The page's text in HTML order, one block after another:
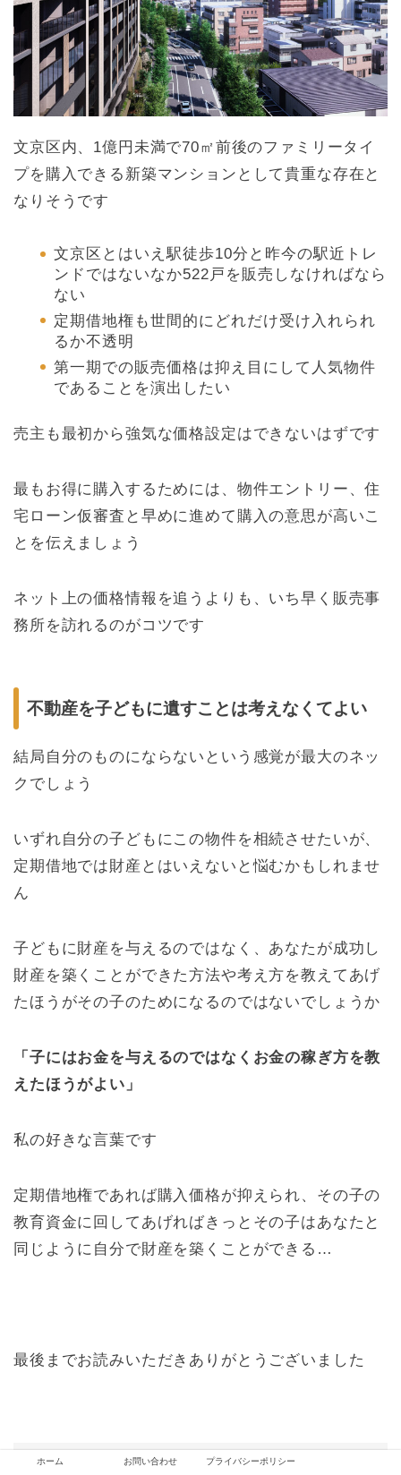
文京区内、1億円未満で70㎡前後のファミリータイ
プを購入できる新築マンションとして貴重な存在と
なりそうです
文京区とはいえ駅徒歩10分と昨今の駅近トレ
ンドではないなか522戸を販売しなければなら
ない
定期借地権も世間的にどれだけ受け入れられ
るか不透明
第一期での販売価格は抑え目にして人気物件
であることを演出したい
売主も最初から強気な価格設定はできないはずです
最もお得に購入するためには、物件エントリー、住
宅ローン仮審査と早めに進めて購入の意思が高いこ
とを伝えましょう
ネット上の価格情報を追うよりも、いち早く販売事
務所を訪れるのがコツです
不動産を子どもに遺すことは考えなくてよい
結局自分のものにならないという感覚が最大のネッ
クでしょう
いずれ自分の子どもにこの物件を相続させたいが、
定期借地では財産とはいえないと悩むかもしれませ
ん
子どもに財産を与えるのではなく、あなたが成功し
財産を築くことができた方法や考え方を教えてあげ
たほうがその子のためになるのではないでしょうか
「子にはお金を与えるのではなくお金の稼ぎ方を教
えたほうがよい」
私の好きな言葉です
定期借地権であれば購入価格が抑えられ、その子の
教育資金に回してあげればきっとその子はあなたと
同じように自分で財産を築くことができる…
最後までお読みいただきありがとうございました
HOME
おすすめ物件
ホーム お問い合わせ プライバシーポリシー